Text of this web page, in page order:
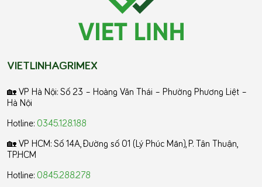
VIETLINHAGRIMEX
🏡 VP Hà Nội: Số 23 – Hoàng Văn Thái – Phường Phương Liệt –
Hà Nội
Hotline: 0345.128.188
🏡 VP HCM: Số 14A, Đường số 01 (Lý Phúc Mãn), P. Tân Thuận,
TP.HCM
Hotline: 0845.288.278